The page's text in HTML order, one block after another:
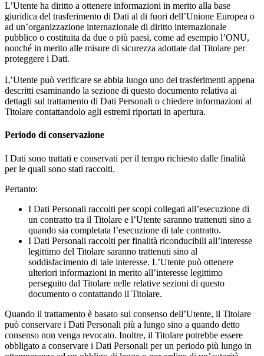
L’Utente ha diritto a ottenere informazioni in merito alla base
giuridica del trasferimento di Dati al di fuori dell’Unione Europea o
ad un’organizzazione internazionale di diritto internazionale
pubblico o costituita da due o più paesi, come ad esempio l’ONU,
nonché in merito alle misure di sicurezza adottate dal Titolare per
proteggere i Dati.
L’Utente può verificare se abbia luogo uno dei trasferimenti appena
descritti esaminando la sezione di questo documento relativa ai
dettagli sul trattamento di Dati Personali o chiedere informazioni al
Titolare contattandolo agli estremi riportati in apertura.
Periodo di conservazione
I Dati sono trattati e conservati per il tempo richiesto dalle finalità
per le quali sono stati raccolti.
Pertanto:
I Dati Personali raccolti per scopi collegati all’esecuzione di
un contratto tra il Titolare e l’Utente saranno trattenuti sino a
quando sia completata l’esecuzione di tale contratto.
I Dati Personali raccolti per finalità riconducibili all’interesse
legittimo del Titolare saranno trattenuti sino al
soddisfacimento di tale interesse. L’Utente può ottenere
ulteriori informazioni in merito all’interesse legittimo
perseguito dal Titolare nelle relative sezioni di questo
documento o contattando il Titolare.
Quando il trattamento è basato sul consenso dell’Utente, il Titolare
può conservare i Dati Personali più a lungo sino a quando detto
consenso non venga revocato. Inoltre, il Titolare potrebbe essere
obbligato a conservare i Dati Personali per un periodo più lungo in